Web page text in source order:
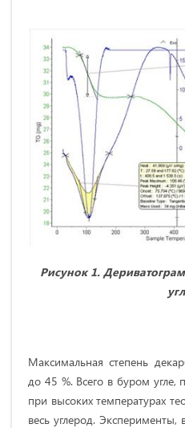
Рисунок 1.
Максимальная степень
до 45 %. Всего в буром
при высоких температурах
весь углерод.